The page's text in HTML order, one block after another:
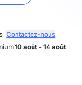
Contactez-nous
10 août - 14 août